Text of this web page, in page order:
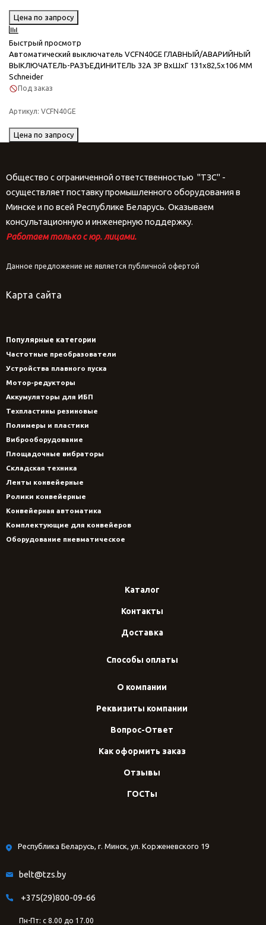
Цена по запросу
Быстрый просмотр
Автоматический выключатель VCFN40GE ГЛАВНЫЙ/АВАРИЙНЫЙ
ВЫКЛЮЧАТЕЛЬ-РАЗЪЕДИНИТЕЛЬ 32А 3P ВxШxГ 131x82,5x106 ММ
Schneider
Под заказ
Артикул: VCFN40GE
Цена по запросу
Общество с ограниченной ответственностью "ТЗС" -
осуществляет поставку промышленного оборудования в
Минске и по всей Республике Беларусь. Оказываем
консультационную и инженерную поддержку.
Работаем только с юр. лицами.
Данное предложение не является публичной офертой
Карта сайта
Популярные категории
Частотные преобразователи
Устройства плавного пуска
Мотор-редукторы
Аккумуляторы для ИБП
Техпластины резиновые
Полимеры и пластики
Виброоборудование
Площадочные вибраторы
Складская техника
Ленты конвейерные
Ролики конвейерные
Конвейерная автоматика
Комплектующие для конвейеров
Оборудование пневматическое
Каталог
Контакты
Доставка
Способы оплаты
О компании
Реквизиты компании
Вопрос-Ответ
Как оформить заказ
Отзывы
ГОСТы
Республика Беларусь, г. Минск, ул. Корженевского 19
belt@tzs.by
+375(29)800-09-66
Пн-Пт: с 8.00 до 17.00